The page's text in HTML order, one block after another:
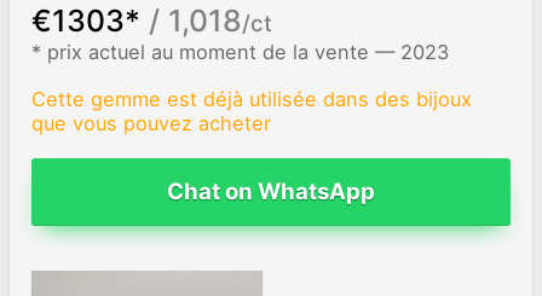
€1303* / 1,018/ct
* prix actuel au moment de la vente — 2023
Cette gemme est déjà utilisée dans des bijoux
que vous pouvez acheter
Chat on WhatsApp